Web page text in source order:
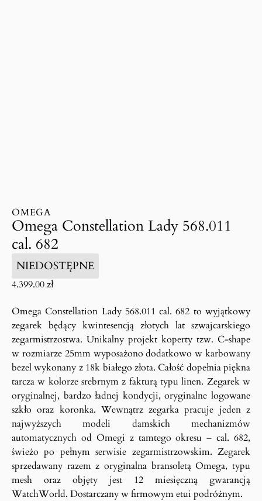
OMEGA
Omega Constellation Lady 568.011
cal. 682
NIEDOSTĘPNE
4.399.00zł
Omega Constellation Lady 568.011 cal. 682 to wyjątkowy
zegarek będący kwintesencją złotych lat szwajcarskiego
zegarmistrzostwa. Unikalny projekt koperty tzw. C-shape
w rozmiarze 25mm wyposażono dodatkowo w karbowany
bezel wykonany z 18k białego złota. Całość dopełnia piękna
tarcza w kolorze srebrnym z fakturą typu linen. Zegarek w
oryginalnej, bardzo ładnej kondycji, oryginalne logowane
szkło oraz koronka. Wewnątrz zegarka pracuje jeden z
najwyższych modeli damskich mechanizmów
automatycznych od Omegi z tamtego okresu – cal. 682,
świeżo po pełnym serwisie zegarmistrzowskim. Zegarek
sprzedawany razem z oryginalna bransoletą Omega, typu
mesh oraz objęty jest 12 miesięczną gwarancją
WatchWorld. Dostarczany w firmowym etui podróżnym.